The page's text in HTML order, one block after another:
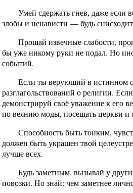
Умей сдержать гнев, даже если
злобы и ненависти — будь
Прощай извечные слабости,
бы уже никому руки не подал. Но
событий.
Если ты верующий в истинном
разглагольствований о религии.
демонстрируй своё уважение к его
по веянию моды, посещать церкви и
Способность быть тонким,
должен быть украшен твой
лучше всех.
Будь заметным, вызывай у
повозки. Но знай: чем заметнее